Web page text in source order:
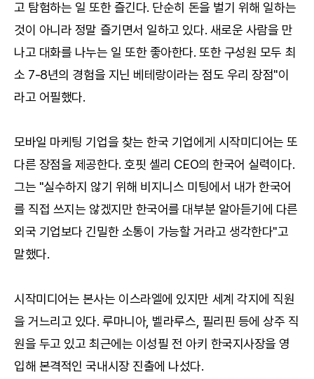
고 탐험하는 일 또한 즐긴다. 단순히 돈을 벌기 위해 일하는
것이 아니라 정말 즐기면서 일하고 있다. 새로운 사람을 만
나고 대화를 나누는 일 또한 좋아한다. 또한 구성원 모두 최
소 7-8년의 경험을 지닌 베테랑이라는 점도 우리 장점"이
라고 어필했다.
모바일 마케팅 기업을 찾는 한국 기업에게 시작미디어는 또
다른 장점을 제공한다. 호핏 셸리 CEO의 한국어 실력이다.
그는 "실수하지 않기 위해 비지니스 미팅에서 내가 한국어
를 직접 쓰지는 않겠지만 한국어를 대부분 알아듣기에 다른
외국 기업보다 긴밀한 소통이 가능할 거라고 생각한다"고
말했다.
시작미디어는 본사는 이스라엘에 있지만 세계 각지에 직원
을 거느리고 있다. 루마니아, 벨라루스, 필리핀 등에 상주 직
원을 두고 있고 최근에는 이성필 전 아키 한국지사장을 영
입해 본격적인 국내시장 진출에 나섰다.